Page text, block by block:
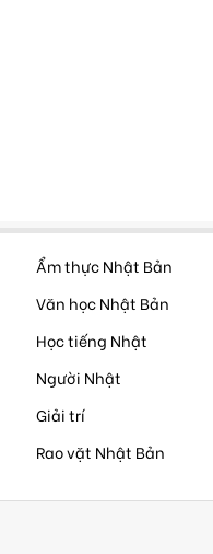
Ẩm thực Nhật Bản
Văn học Nhật Bản
Học tiếng Nhật
Người Nhật
Giải trí
Rao vặt Nhật Bản